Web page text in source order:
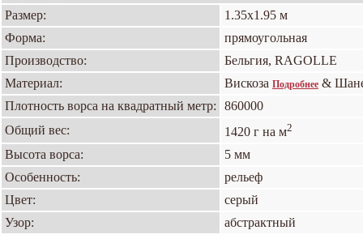
Размер:
1.35х1.95 м
Форма:
прямоугольная
Производство:
Бельгия, RAGOLLE
Материал:
Вискоза Подробнее &
Плотность ворса на квадратный метр:
860000
Общий вес:
1420 г на м2
Высота ворса:
5 мм
Особенность:
рельеф
Цвет:
серый
Узор:
абстрактный